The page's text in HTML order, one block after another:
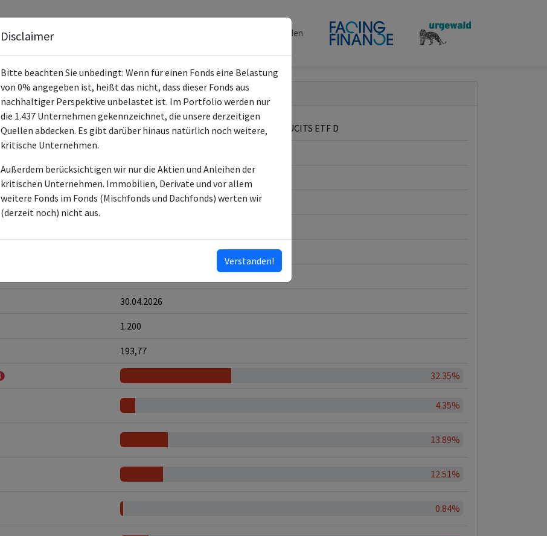
Fonds Spenden
Invesco RAFI All-World Fundamental Val UCITS ETF D
ETF
Invesco Investment Management Ltd
30.04.2026
1.200
193,77
32.35%
4.35%
13.89%
12.51%
0.84%
Disclaimer
Bitte beachten Sie unbedingt: Wenn für einen Fonds eine Belastung
von 0% angegeben ist, heißt das nicht, dass dieser Fonds aus
nachhaltiger Perspektive unbelastet ist. Im Portfolio werden nur
die 1.437 Unternehmen gekennzeichnet, die unsere derzeitigen
Quellen abdecken. Es gibt darüber hinaus natürlich noch weitere,
kritische Unternehmen.
Außerdem berücksichtigen wir nur die Aktien und Anleihen der
kritischen Unternehmen. Immobilien, Derivate und vor allem
weitere Fonds im Fonds (Mischfonds und Dachfonds) werten wir
(derzeit noch) nicht aus.
Verstanden!